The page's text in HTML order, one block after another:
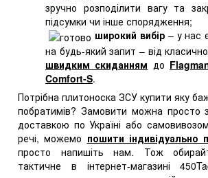
зручно розподілити вагу та
підсумки чи інше спорядження;
широкий вибір – у нас
на будь-який запит – від
швидким скиданням до
Comfort-S.
Потрібна плитоноска ЗСУ купити яку
побратимів? Замовити можна просто
доставкою по Україні або
речі, можемо пошити індивідуально
просто напишіть нам. Тож
тактичне в інтернет-магазині